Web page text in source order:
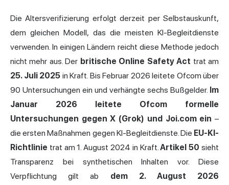
Die Altersverifizierung erfolgt derzeit per Selbstauskunft,
dem gleichen Modell, das die meisten KI-Begleitdienste
verwenden. In einigen Ländern reicht diese Methode jedoch
nicht mehr aus. Der britische Online Safety Act trat am
25. Juli 2025 in Kraft. Bis Februar 2026 leitete Ofcom über
90 Untersuchungen ein und verhängte sechs Bußgelder. Im
Januar 2026 leitete Ofcom formelle
Untersuchungen gegen X (Grok) und Joi.com ein –
die ersten Maßnahmen gegen KI-Begleitdienste. Die EU-KI-
Richtlinie trat am 1. August 2024 in Kraft.Artikel 50 sieht
Transparenz bei synthetischen Inhalten vor. Diese
Verpflichtung gilt ab dem 2. August 2026